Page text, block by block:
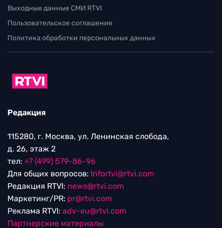
Выходные данные СМИ RTVI
Пользовательское соглашение
Политика обработки персональных данных
Редакция
115280, г. Москва, ул. Ленинская слобода,
д. 26, этаж 2
тел: +7 (499) 579-86-96
Для общих вопросов: Infortvi@rtvi.com
Редакция RTVI: news@rtvi.com
Маркетинг/PR: pr@rtvi.com
Реклама RTVI: adv-eu@rtvi.com
Партнерские материалы